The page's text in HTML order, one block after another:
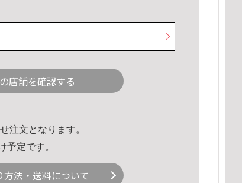
店舗を確認する
注文となります。
予定です。
方法・送料について